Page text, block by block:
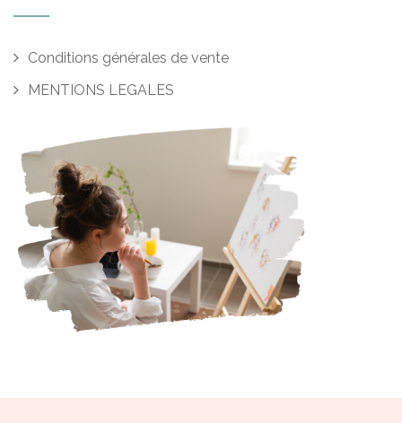
Conditions générales de vente
MENTIONS LEGALES